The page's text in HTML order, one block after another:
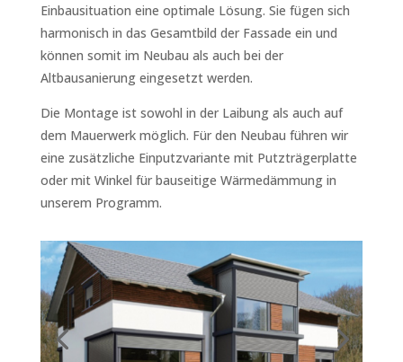
Einbausituation eine optimale Lösung. Sie fügen sich
harmonisch in das Gesamtbild der Fassade ein und
können somit im Neubau als auch bei der
Altbausanierung eingesetzt werden.
Die Montage ist sowohl in der Laibung als auch auf
dem Mauerwerk möglich. Für den Neubau führen wir
eine zusätzliche Einputzvariante mit Putzträgerplatte
oder mit Winkel für bauseitige Wärmedämmung in
unserem Programm.